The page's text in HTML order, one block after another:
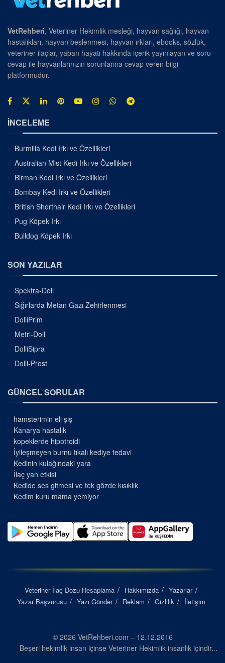
VetRehberi, Veteriner Hekimlik mesleği, hayvan sağlığı, hayvan
hastalıkları, hayvan beslenmesi, hayvan ırkları, ebooks, sözlük,
veteriner ilaçlar, yaban hayatı hakkında içerik yayınlayan ve soru-
cevap ile hayvanlarınızın sorunlarına cevap veren bilgi
platformudur.
İNCELEME
Burmilla Kedi Irkı ve Özellikleri
Australian Mist Kedi Irkı ve Özellikleri
Birman Kedi Irkı ve Özellikleri
Bombay Kedi Irkı ve Özellikleri
British Shorthair Kedi Irkı ve Özellikleri
Pug Köpek Irkı
Bulldog Köpek Irkı
SON YAZILAR
Spektra-Doll
Sığırlarda Metan Gazı Zehirlenmesi
DolliPrim
Metri-Doll
DolliSipra
Dolli-Prost
GÜNCEL SORULAR
hamsterimin eli şiş
Kanarya hastalık
kopeklerde hipotroidi
İyileşmeyen burnu tıkalı kediye tedavi
Kedinin kulağındaki yara
İlaç yan etkisi
Kedide ses gitmesi ve tek gözde kısıklık
Kedim kuru mama yemiyor
Veteriner İlaç Dozu Hesaplama Hakkımızda
Yazarlar
Yazar Başvurusu
Yazı Gönder Reklam Gizlilik İletişim
© 2026 VetRehberi.com – 12.12.2016
Beşeri hekimlik insan içinse Veteriner Hekimlik insanlık içindir...